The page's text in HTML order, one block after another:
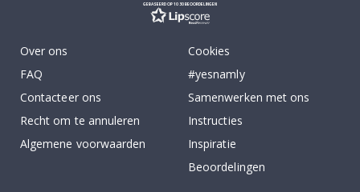
GEBASEERD OP 1030 BEOORDELINGEN
Over ons
FAQ
Contacteer ons
Recht om te annuleren
Algemene voorwaarden
Cookies
#yesnamly
Samenwerken met ons
Instructies
Inspiratie
Beoordelingen